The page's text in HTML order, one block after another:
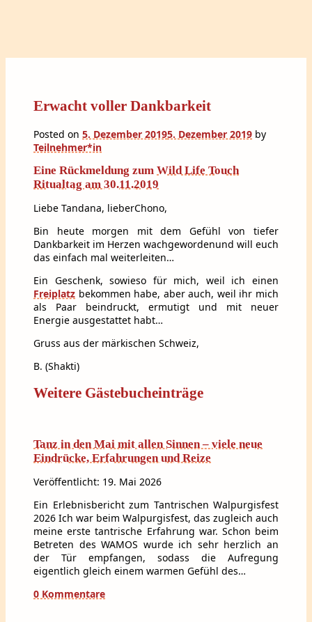
Erwacht voller Dankbarkeit
Posted on 5. Dezember 20195. Dezember 2019 by
Teilnehmer*in
Eine Rückmeldung zum Wild Life Touch
Ritualtag am 30.11.2019
Liebe Tandana, lieberChono,
Bin heute morgen mit dem Gefühl von tiefer
Dankbarkeit im Herzen wachgewordenund will euch
das einfach mal weiterleiten…
Ein Geschenk, sowieso für mich, weil ich einen
Freiplatz bekommen habe, aber auch, weil ihr mich
als Paar beindruckt, ermutigt und mit neuer
Energie ausgestattet habt…
Gruss aus der märkischen Schweiz,
B. (Shakti)
Weitere Gästebucheinträge
Tanz in den Mai mit allen Sinnen – viele neue
Eindrücke, Erfahrungen und Reize
Veröffentlicht: 19. Mai 2026
Ein Erlebnisbericht zum Tantrischen Walpurgisfest
2026 Ich war beim Walpurgisfest, das zugleich auch
meine erste tantrische Erfahrung war. Schon beim
Betreten des WAMOS wurde ich sehr herzlich an
der Tür empfangen, sodass die Aufregung
eigentlich gleich einem warmen Gefühl des…
0 Kommentare